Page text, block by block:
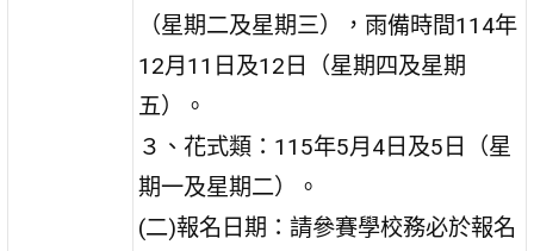
（星期二及星期三），雨備時間114年
12月11日及12日（星期四及星期
五）。
３、花式類：115年5月4日及5日（星
期一及星期二）。
(二)報名日期：請參賽學校務必於報名